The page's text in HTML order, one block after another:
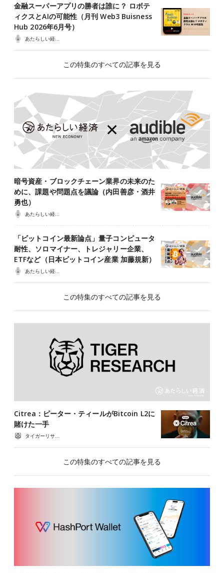
金融スーパーアプリの勝者は誰に？ ロボテ
ィクスとAIの可能性（月刊 Web3 Buisness
Hub 2026年6月号）
この特集のすべての記事を見る
暗号資産・ブロックチェーン業界の未来のた
めに、課題や問題点を議論（内田善彦・酒井
勇也）
あたらしい経済ポッドキャスト
「ビットコイン最新論点」量子コンピュータ
耐性、ソロマイナー、トレジャリー企業、
ETFなど（日本ビットコイン産業 加藤規新）
あたらしい経済ポッドキャスト
この特集のすべての記事を見る
Citrea：ピーター・ティールがBitcoin L2に
賭けた一手
タイガーリサーチ（Tiger Research）
この特集のすべての記事を見る